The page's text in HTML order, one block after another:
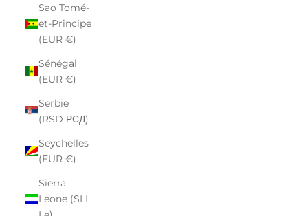
Sao Tomé-
et-Principe
(EUR €)
Sénégal
(EUR €)
Serbie
(RSD РСД)
Seychelles
(EUR €)
Sierra
Leone (SLL